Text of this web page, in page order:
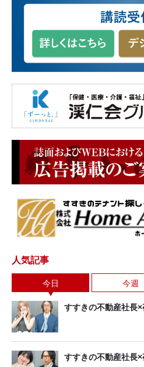
人気記事
今日 今週
すすきの不動産社長×
すすきの不動産社長×